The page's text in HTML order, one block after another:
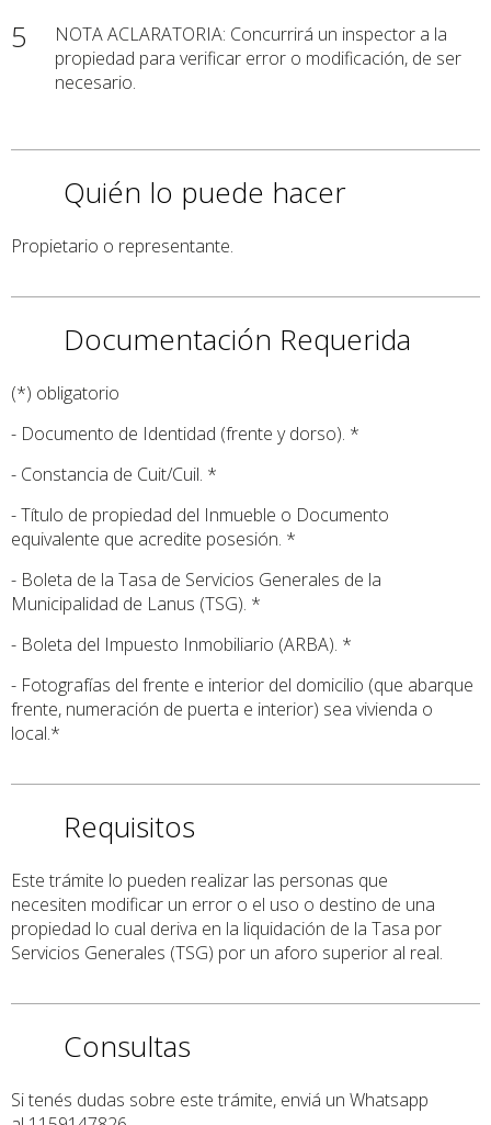
5
NOTA ACLARATORIA: Concurrirá un inspector a la
propiedad para verificar error o modificación, de ser
necesario.
Quién lo puede hacer
Propietario o representante.
Documentación Requerida
(*) obligatorio
- Documento de Identidad (frente y dorso). *
- Constancia de Cuit/Cuil. *
- Título de propiedad del Inmueble o Documento
equivalente que acredite posesión. *
- Boleta de la Tasa de Servicios Generales de la
Municipalidad de Lanus (TSG). *
- Boleta del Impuesto Inmobiliario (ARBA). *
- Fotografías del frente e interior del domicilio (que abarque
frente, numeración de puerta e interior) sea vivienda o
local.*
Requisitos
Este trámite lo pueden realizar las personas que
necesiten modificar un error o el uso o destino de una
propiedad lo cual deriva en la liquidación de la Tasa por
Servicios Generales (TSG) por un aforo superior al real.
Consultas
Si tenés dudas sobre este trámite, enviá un Whatsapp